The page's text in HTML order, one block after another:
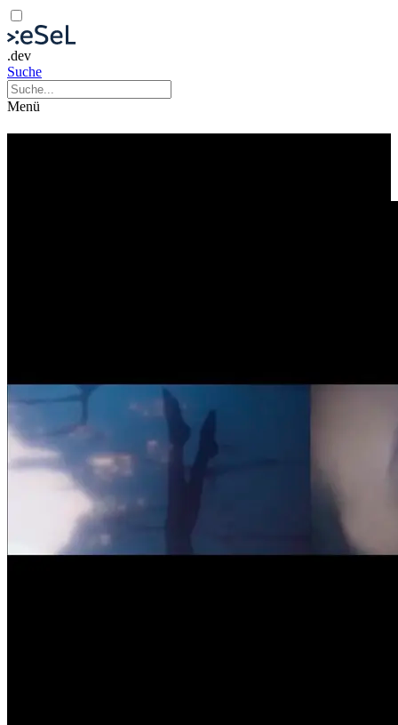
.dev
Suche
Menü